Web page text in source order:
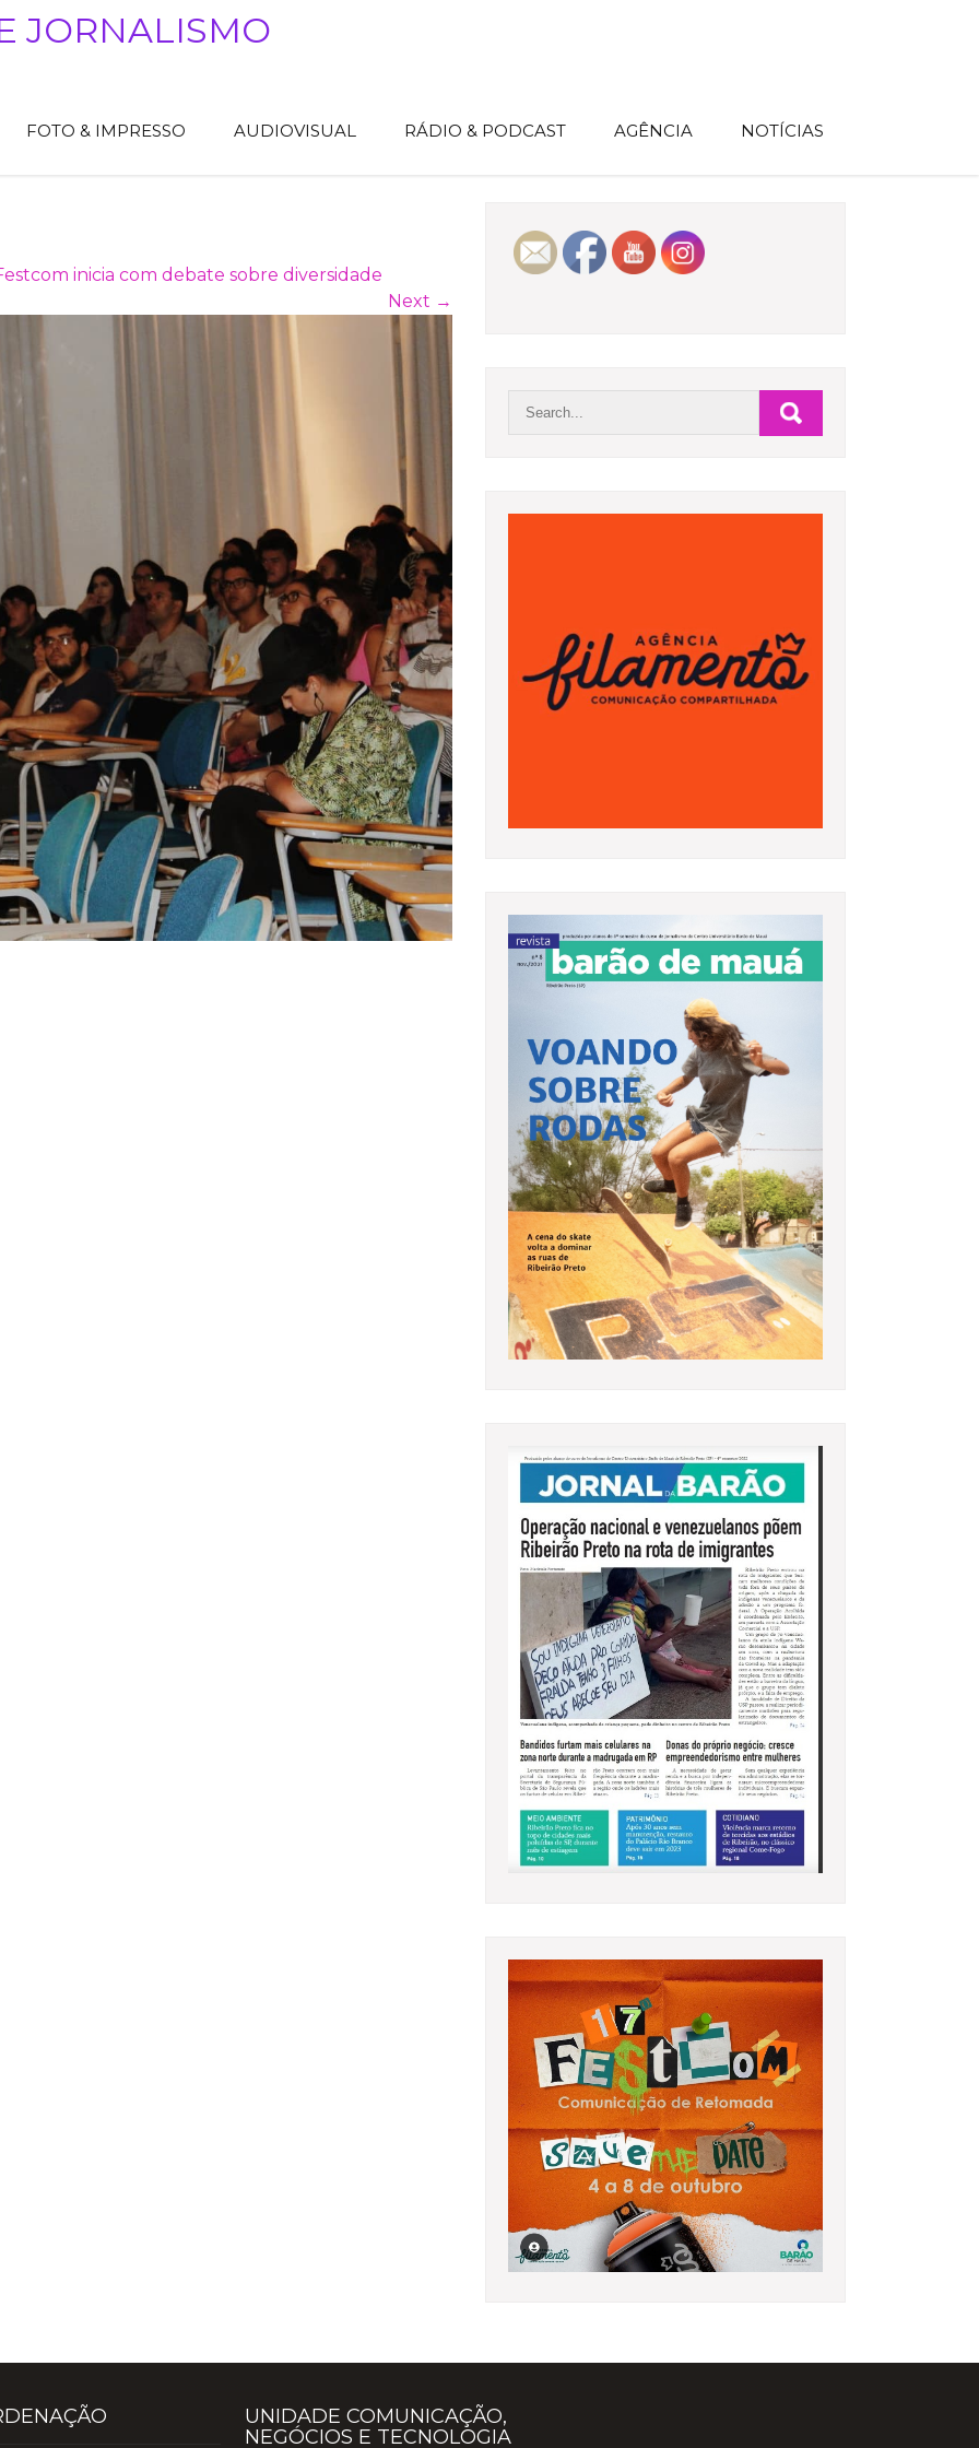
JORNALISMO
FOTO & IMPRESSO AUDIOVISUAL RÁDIO & PODCAST AGÊNCIA NOTÍCIAS
inicia com debate sobre diversidade
Next →
UNIDADE COMUNICAÇÃO,
NEGÓCIOS E TECNOLOGIA